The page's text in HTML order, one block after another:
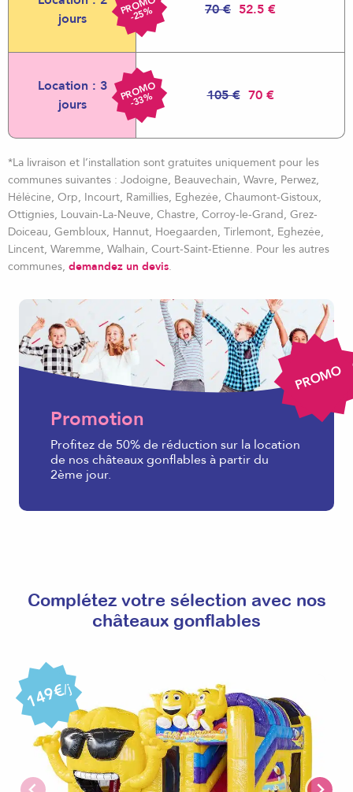
jours
P
% 70 € 52.5 €
Location : 3
jours
P
R
O
M
O
-
3
3
% 105 € 70 €
*La livraison et l’installation sont gratuites uniquement pour les
communes suivantes : Jodoigne, Beauvechain, Wavre, Perwez,
Hélécine, Orp, Incourt, Ramillies, Eghezée, Chaumont-Gistoux,
Ottignies, Louvain-La-Neuve, Chastre, Corroy-le-Grand, Grez-
Doiceau, Gembloux, Hannut, Hoegaarden, Tirlemont, Eghezée,
Lincent, Waremme, Walhain, Court-Saint-Etienne. Pour les autres
communes, demandez un devis.
PROMO
Promotion
Profitez de 50% de réduction sur la location
de nos châteaux gonflables à partir du
2ème jour.
Complétez votre sélection avec nos
châteaux gonflables
149€/j